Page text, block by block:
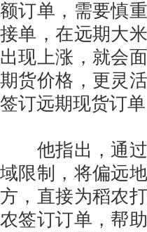
额订单，需要慎
接单，在远期大
出现上涨，就会
期货价格，更灵
签订远期现货订
他指出，通过
域限制，将偏远
方，直接为稻农
农签订订单，帮